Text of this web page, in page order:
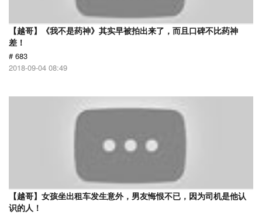
【越哥】《我不是药神》其实早被拍出来了，而且口碑不比药神
差！
# 683
2018-09-04 08:49
【越哥】女孩坐出租车发生意外，男友悔恨不已，因为司机是他认
识的人！